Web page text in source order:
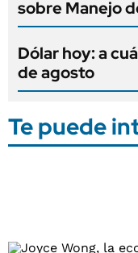
sobre Manejo
Dólar hoy: a
de agosto
Te puede